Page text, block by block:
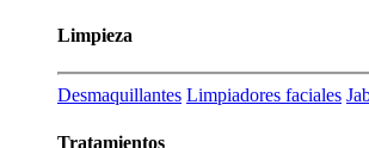
Limpieza
Desmaquillantes Limpiadores faciales
Tratamientos